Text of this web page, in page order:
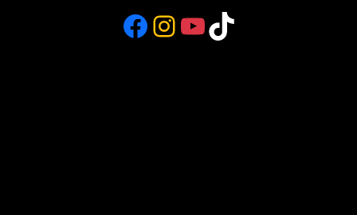
Facebook
Instagram
YouTube
TikTok